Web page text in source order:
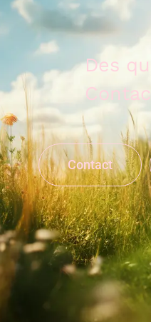
Des
Contact